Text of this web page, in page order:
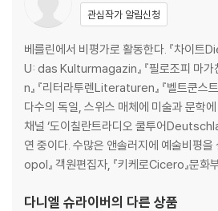
정신의 최전방에 선 연극 1993-1997
삶과 내세 1998-2001
타인의 고통 2001-2004
수전 손택 연표
감사의 말
참고문헌
찾아보기
관심작가 알림신청
베를린에서 비평가로 활동한다. 『차이트
U: das Kulturmagazin』 『필로조피 마
n』 『리터라투렌Literaturen』 『벨트쿤
다수의 독일, 스위스 매체에 미술과 문학
채널 ‘도이칠란트라디오 쿨투어
연 중이다. 수많은 앤솔러지에 예술비평을
opol』 객원편집자, 『키케로Cicero』문화
다니엘 슈라이버의 다른 상품